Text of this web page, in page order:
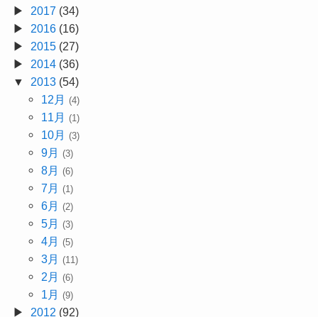
2017 (34)
2016(16)
2015(27)
2014(36)
2013(54)
12月 (4)
11月 (1)
10月 (3)
9月 (3)
8月 (6)
7月 (1)
6月 (2)
5月 (3)
4月 (5)
3月 (11)
2月 (6)
1月 (9)
2012 (92)